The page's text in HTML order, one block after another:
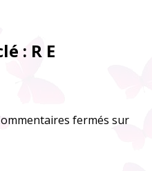
: R E
fermés sur